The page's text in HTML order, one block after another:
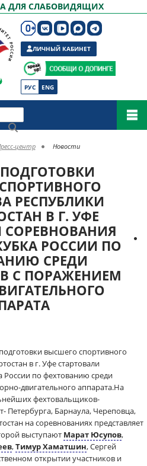
ДЛЯ СЛАБОВИДЯЩИХ
РУС ENG
ЛИЧНЫЙ КАБИНЕТ
центр Новости
ПОДГОТОВКИ
РЕСПУБЛИКИ
В Г. УФЕ
СОРЕВНОВАНИЯ
РОССИИ ПО
СРЕДИ
С ПОРАЖЕНИЕМ
высшего спортивного
в г. Уфе стартовали
России по фехтованию среди
двигательного аппарата.На
фехтовальщиков-
Петербурга, Барнаула, Череповца,
на соревнованиях представляет
выступают Марат Юсупов,
,Тимур Хаматшин, Сергей
открытии участников и